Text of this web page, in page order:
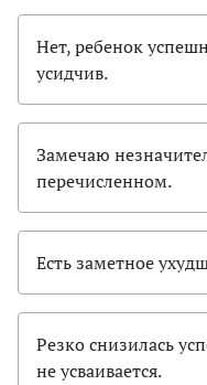
Нет, ребенок
усидчив.
Замечаю
перечисленном.
Есть заметное
Резко снизилась
не усваивается.